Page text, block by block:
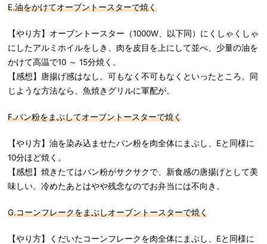
E.油をかけてオーブントースターで焼く
【やり方】オーブントースター（1000W、以下同）にくしゃくしゃ
にしたアルミホイルをしき、肉を皮目を上にして並べ、少量の油を
かけて高温で10 ～ 15分焼く。
【感想】唐揚げ感はなし。可もなく不可もなくといったところ。同
じような方法なら、魚焼きグリルに軍配が。
F.パン粉をまぶしてオーブントースターで焼く
【やり方】油を染み込ませたパン粉を肉全体にまぶし、Eと同様に
10分ほど焼く。
【感想】焼きたてはパン粉がサクサクで、新食感の唐揚げとして美
味しい。冷めたあとはやや残念なのでお弁当には不向き。
G.コーンフレークをまぶしオーブントースターで焼く
【やり方】くだいたコーンフレークを肉全体にまぶし、Eと同様に